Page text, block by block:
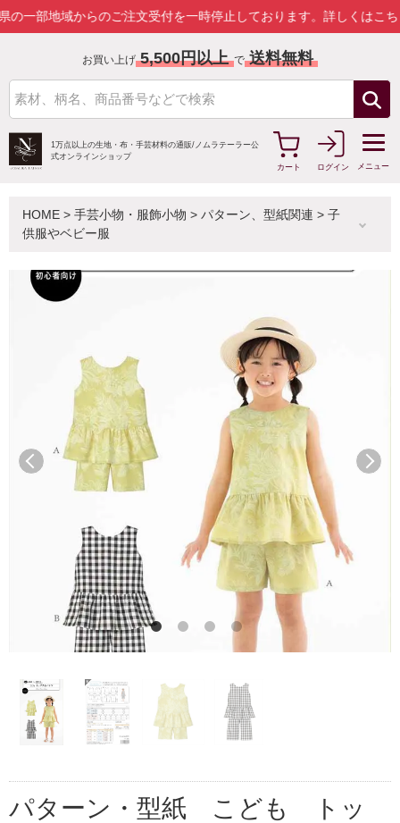
域からのご注文受付を一時停止しております。詳しくはこちら
お買い上げ 5,500円以上 で 送料無料
1万点以上の生地・布・手芸材料の通販/ ノムラテーラー公
式オンラインショップ
カート
ログイン メニュー
HOME > 手芸小物・服飾小物 > パターン、型紙関連 > 子
供服やベビー服
前へ 次へ
パターン・型紙 こども トッ